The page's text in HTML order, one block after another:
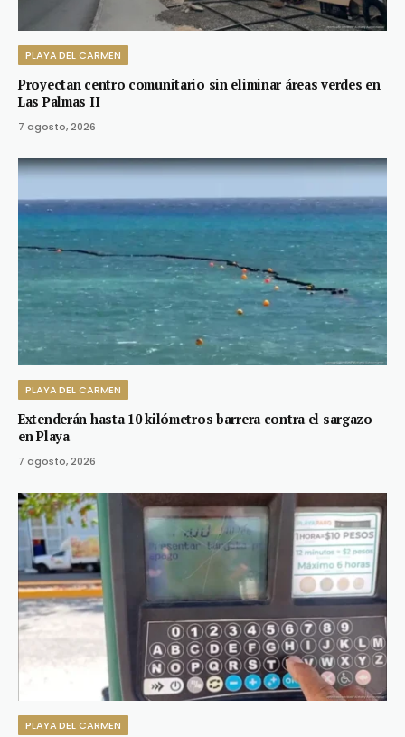
PLAYA DEL CARMEN
Proyectan centro comunitario sin eliminar áreas verdes en
Las Palmas II
7 agosto, 2026
PLAYA DEL CARMEN
Extenderán hasta 10 kilómetros barrera contra el sargazo
en Playa
7 agosto, 2026
PLAYA DEL CARMEN